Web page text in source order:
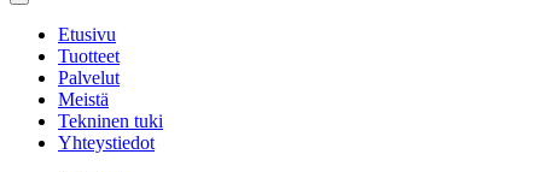
Etusivu
Tuotteet
Palvelut
Meistä
Tekninen tuki
Yhteystiedot